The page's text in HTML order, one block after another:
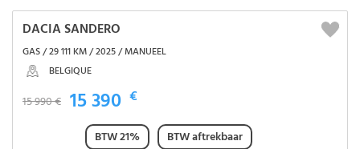
DACIA SANDERO
GAS / 29 111 KM / 2025 / MANUEEL
BELGIQUE
15 990 € 15 390 €
BTW 21%
BTW aftrekbaar